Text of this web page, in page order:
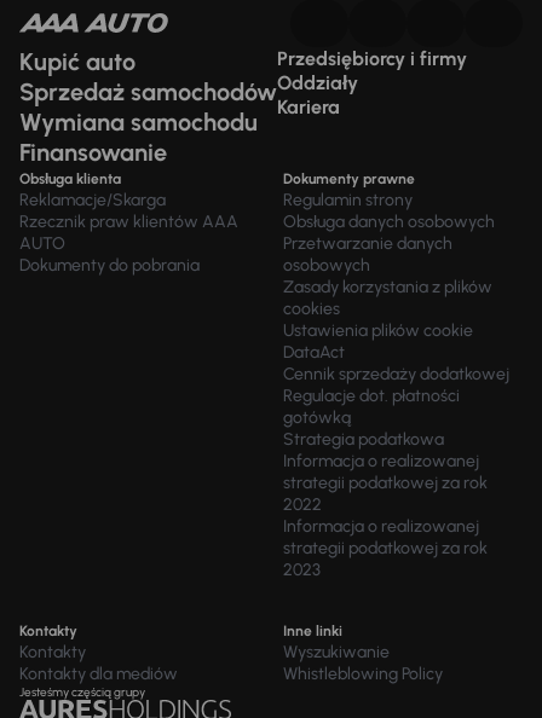
Kupić auto
Sprzedaż samochodów
Wymiana samochodu
Finansowanie
Przedsiębiorcy i firmy
Oddziały
Kariera
Obsługa klienta
Reklamacje/Skarga
Rzecznik praw klientów AAA
AUTO
Dokumenty do pobrania
Dokumenty prawne
Regulamin strony
Obsługa danych osobowych
Przetwarzanie danych
osobowych
Zasady korzystania z plików
cookies
Ustawienia plików cookie
DataAct
Cennik sprzedaży dodatkowej
Regulacje dot. płatności
gotówką
Strategia podatkowa
Informacja o realizowanej
strategii podatkowej za rok
2022
Informacja o realizowanej
strategii podatkowej za rok
2023
Kontakty
Kontakty
Kontakty dla mediów
Inne linki
Wyszukiwanie
Whistleblowing Policy
Jesteśmy częścią grupy